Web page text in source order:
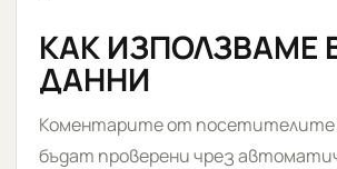
КАК ИЗПОЛЗВАМЕ
ДАННИ
Коментарите от посетителите
бъдат проверени чрез